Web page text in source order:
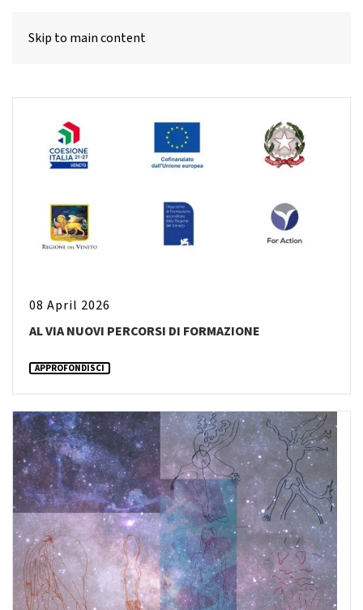
Skip to main content
08 April 2026
AL VIA NUOVI PERCORSI DI FORMAZIONE
APPROFONDISCI